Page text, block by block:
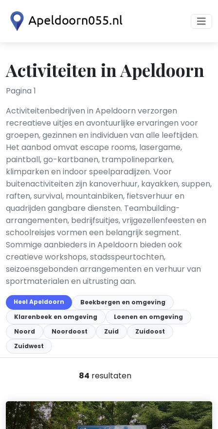
Activiteiten in Apeldoorn
Pagina 1
Activiteitenbedrijven in Apeldoorn verzorgen
recreatieve uitjes en avontuurlijke ervaringen voor
groepen, gezinnen en individuen van alle leeftijden.
Het aanbod omvat escape rooms, lasergame,
paintball, go-kartbanen, trampolineparken,
klimparken en indoor speelparadijzen. Voor
buitenactiviteiten zijn kanoverhuur, kayakken, suppen,
raften, survival, mountainbiken, fietsverhuur en
quadrijden gangbare diensten. Teambuilding-
arrangementen, bedrijfsuitjes, vrijgezellenfeesten en
schoolreisjes vormen een belangrijk segment.
Sommige aanbieders in Apeldoorn bieden ook
creatieve workshops, stadsspeurtochten,
seizoensgebonden arrangementen en verhuur van
sportmaterialen en uitrusting aan.
Heel Apeldoorn
Beekbergen en omgeving
Klarenbeek en omgeving
Loenen en omgeving
Noord
Noordoost Zuid
Zuidoost
Zuidwest
84 resultaten